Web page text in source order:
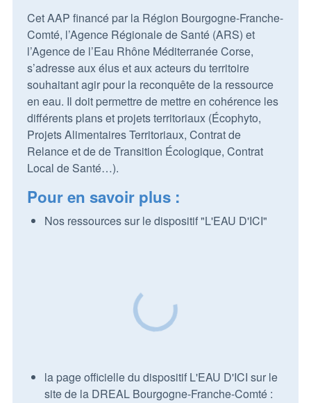
Cet AAP financé par la Région Bourgogne-Franche-
Comté, l’Agence Régionale de Santé (ARS) et
l’Agence de l’Eau Rhône Méditerranée Corse,
s’adresse aux élus et aux acteurs du territoire
souhaitant agir pour la reconquête de la ressource
en eau. Il doit permettre de mettre en cohérence les
différents plans et projets territoriaux (Écophyto,
Projets Alimentaires Territoriaux, Contrat de
Relance et de de Transition Écologique, Contrat
Local de Santé…).
Pour en savoir plus :
Nos ressources sur le dispositif "L'EAU D'ICI"
la page officielle du dispositif L'EAU D'ICI sur le
site de la DREAL Bourgogne-Franche-Comté :